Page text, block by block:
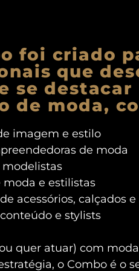
foi criado
que
se destacar
de moda,
imagem e estilo
de moda
modelistas
moda e estilistas
acessórios, calçados
e stylists
quer atuar) com
o Combo é o